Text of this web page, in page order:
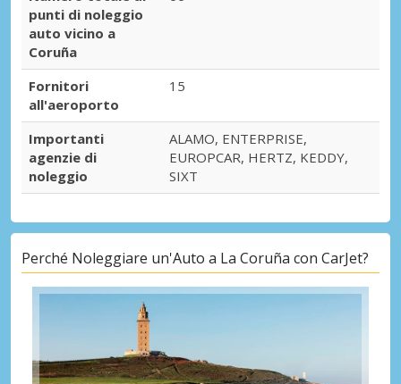
punti di noleggio
auto vicino a
Coruña
Fornitori
all'aeroporto
15
Importanti
agenzie di
noleggio
ALAMO, ENTERPRISE,
EUROPCAR, HERTZ, KEDDY,
SIXT
Perché Noleggiare un'Auto a La Coruña con CarJet?